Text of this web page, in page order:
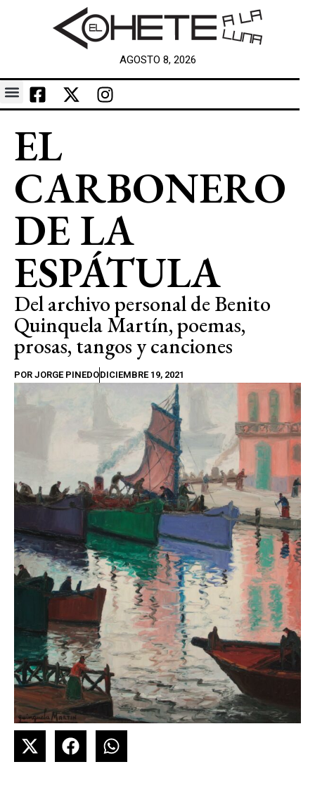
AGOSTO 8, 2026
EL
CARBONERO
DE LA
ESPÁTULA
Del archivo personal de Benito
Quinquela Martín, poemas,
prosas, tangos y canciones
POR JORGE PINEDODICIEMBRE 19, 2021